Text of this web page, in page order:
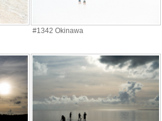
#1342 Okinawa